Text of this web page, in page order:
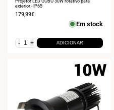
exterior - IP65
Preço
179,99€
Em stock
- + ADICIONAR